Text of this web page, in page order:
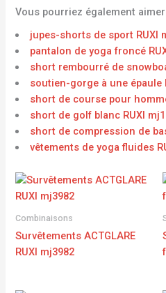
Vous pourriez également
jupes-shorts de sport RUXI
pantalon de yoga froncé
short rembourré de
soutien-gorge à une épaule
short de course pour
short de golf blanc RUXI
short de compression de
vêtements de yoga fluides
Combinaisons
Survêtements ACTGLARE
RUXI mj3982